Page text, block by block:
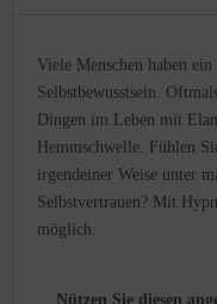
Viele Menschen haben
Selbstbewusstsein.
Dingen im Leben mit
Hemmschwelle. Fühlen
irgendeiner Weise unter
Selbstvertrauen? Mit
möglich.
Nützen Sie diesen